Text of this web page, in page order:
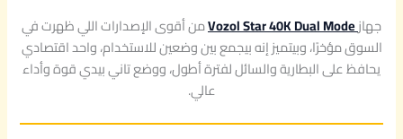
جهازVozol Star 40K Dual Modeمن أقوى الإصدارات اللي ظهرت في
السوق مؤخرًا، وبيتميز إنه بيجمع بين وضعين للاستخدام، واحد اقتصادي
يحافظ على البطارية والسائل لفترة أطول، ووضع تاني بيدي قوة وأداء
عالي.